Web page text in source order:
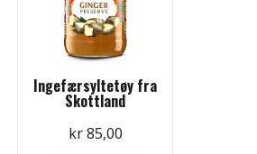
Ingefærsyltetøy fra
Skottland
kr85,00